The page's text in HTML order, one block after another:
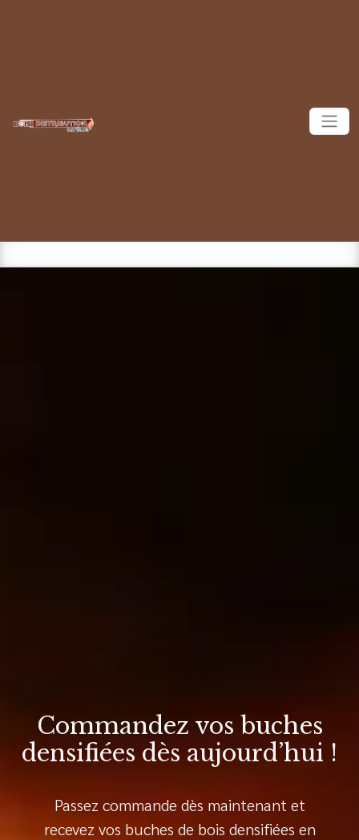
Commandez vos buches
densifiées dès aujourd’hui !
Passez commande dès maintenant et
recevez vos buches de bois densifiées en